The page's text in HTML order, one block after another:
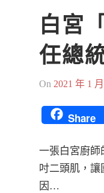
白宮
任總
On 2021 年 1
Share
一張白宮廚師
吋二頭肌，
因…